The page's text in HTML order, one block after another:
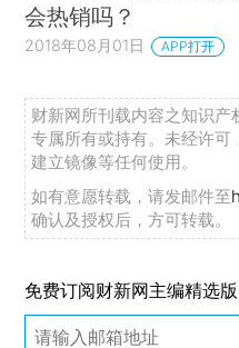
会热销吗？
2018年08月01日 APP打开
财新网所刊载内容之知识产
专属所有或持有。未经许可
建立镜像等任何使用。
如有意愿转载，请发邮件至
确认及授权后，方可转载。
免费订阅财新网主编精选